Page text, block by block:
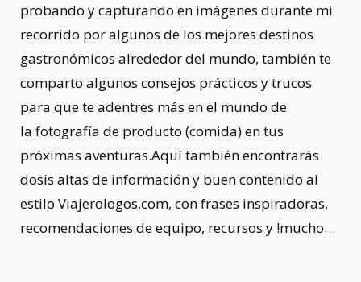
probando y capturando en imágenes durante mi
recorrido por algunos de los mejores destinos
gastronómicos alrededor del mundo, también te
comparto algunos consejos prácticos y trucos
para que te adentres más en el mundo de
la fotografía de producto (comida) en tus
próximas aventuras.Aquí también encontrarás
dosis altas de información y buen contenido al
estilo Viajerologos.com, con frases inspiradoras,
recomendaciones de equipo, recursos y !mucho…